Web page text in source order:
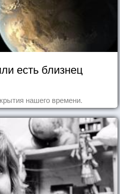
есть близнец
нашего времени.